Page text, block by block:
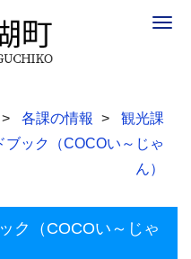
各課の情報
観光課
ック（COCOい～じゃ
ん）
ク（COCOい～じゃ